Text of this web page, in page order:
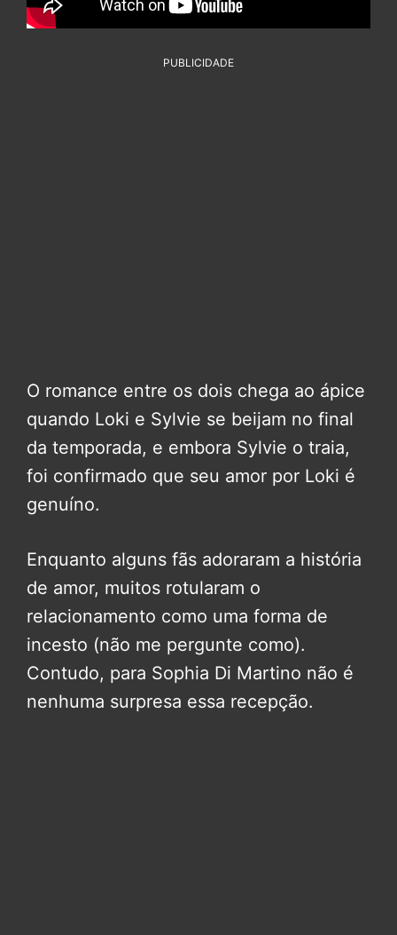
PUBLICIDADE
O romance entre os dois chega ao ápice
quando Loki e Sylvie se beijam no final
da temporada, e embora Sylvie o traia,
foi confirmado que seu amor por Loki é
genuíno.
Enquanto alguns fãs adoraram a história
de amor, muitos rotularam o
relacionamento como uma forma de
incesto (não me pergunte como).
Contudo, para Sophia Di Martino não é
nenhuma surpresa essa recepção.